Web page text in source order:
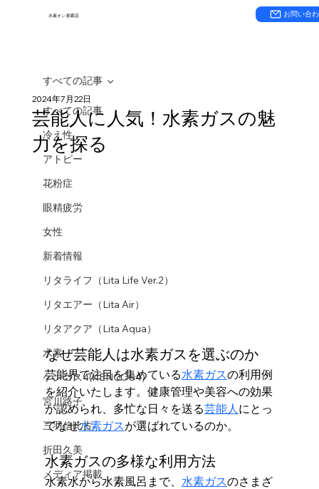
水素オン 那覇店 お問い合
すべての記事
冷え性
アトピー
花粉症
眼精疲労
女性
新着情報
リタライフ（Lita Life Ver.2）
リタエアー（Lita Air）
リタアクア（Lita Aqua）
水素
ケンコス4(KENCOS4)
宮川路子
三羽信比古
折田久美
メディア掲載
すべての記事
芸能人に人気！水素ガスの魅
力を探る
2024年7月22日
なぜ芸能人は水素ガスを選ぶのか
芸能界で注目を集めている水素ガスの利用例
を紹介いたします。健康管理や美容への効果
が認められ、多忙な日々を送る芸能人 にとっ
てなぜ水素ガスが選ばれているのか。
水素ガスの多様な利用方法
水素水から水素風呂まで、 水素ガスのさまざ